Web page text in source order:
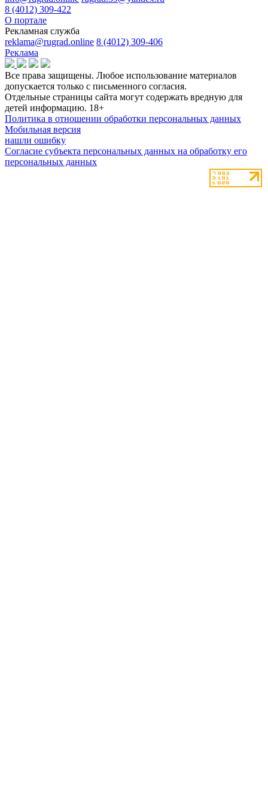
8 (4012) 309-422
О портале
Рекламная служба
reklama@rugrad.online 8 (4012) 309-406
Реклама
Все права защищены. Любое использование материалов
допускается только с письменного согласия.
Отдельные страницы сайта могут содержать вредную для
детей информацию. 18+
Политика в отношении обработки персональных данных
Мобильная версия
нашли ошибку
Согласие субъекта персональных данных на обработку его
персональных данных